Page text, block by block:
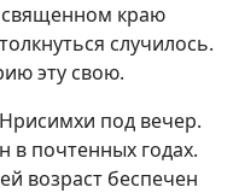
краю
случилось.
эту свою.
под вечер.
почтенных годах.
возраст беспечен